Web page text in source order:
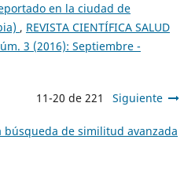
en la ciudad de
, REVISTA CIENTÍFICA SALUD
3 (2016): Septiembre -
11-20 de 221 Siguiente
de similitud avanzada